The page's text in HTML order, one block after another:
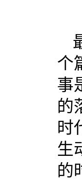
个
事
的
时
生
的